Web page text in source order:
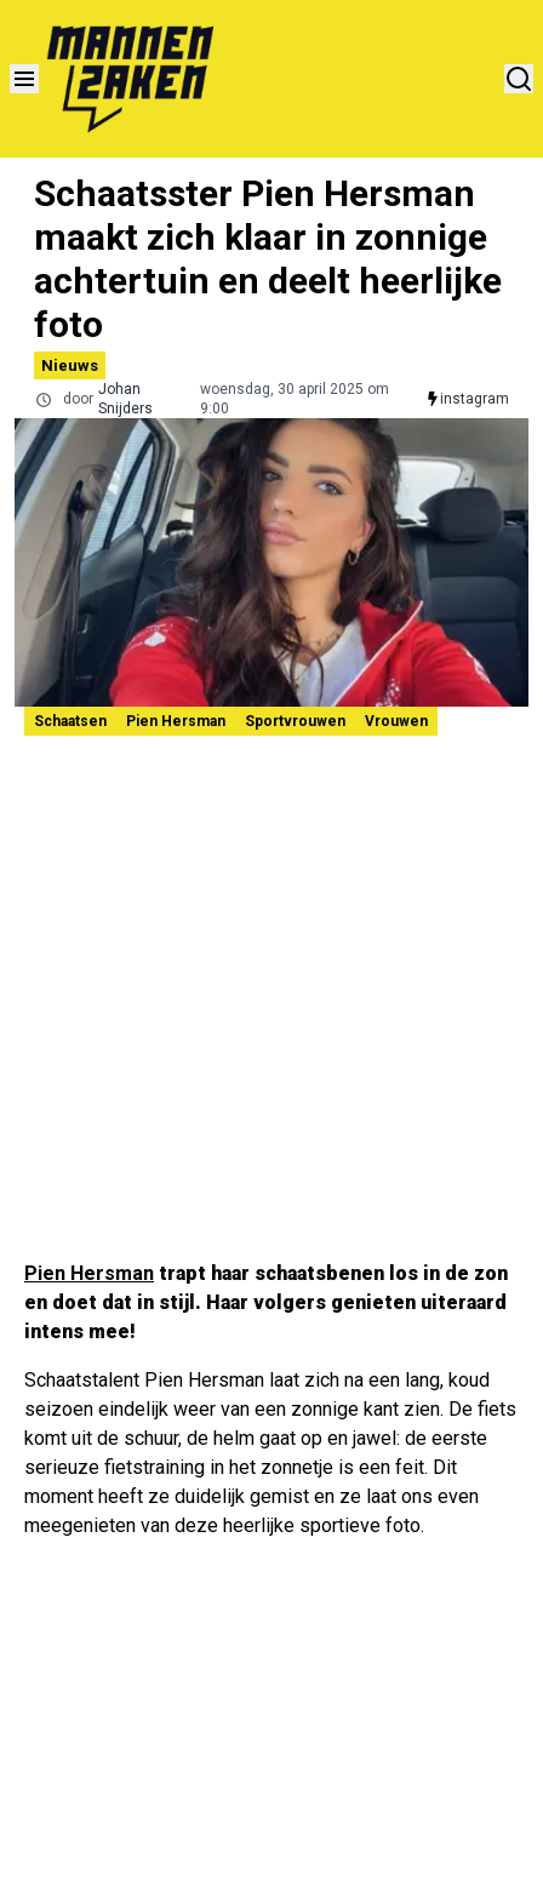
Schaatsster Pien Hersman
maakt zich klaar in zonnige
achtertuin en deelt heerlijke
foto
Nieuws
door
Johan
Snijders
woensdag, 30 april 2025 om
9:00
instagram
Schaatsen Pien Hersman Sportvrouwen Vrouwen
Pien Hersman trapt haar schaatsbenen los in de zon
en doet dat in stijl. Haar volgers genieten uiteraard
intens mee!
Schaatstalent Pien Hersman laat zich na een lang, koud
seizoen eindelijk weer van een zonnige kant zien. De fiets
komt uit de schuur, de helm gaat op en jawel: de eerste
serieuze fietstraining in het zonnetje is een feit. Dit
moment heeft ze duidelijk gemist en ze laat ons even
meegenieten van deze heerlijke sportieve foto.